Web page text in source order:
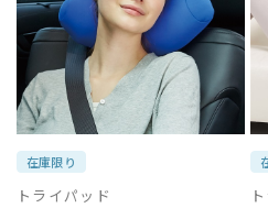
在庫限り
トライパッド